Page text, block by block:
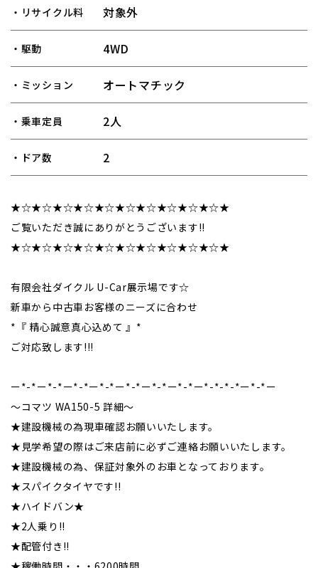
・リサイクル料 対象外
・駆動 4WD
・ミッション オートマチック
・乗車定員 2人
・ドア数 2
★☆★☆★☆★☆★☆★☆★☆★☆★☆★☆★
ご覧いただき誠にありがとうございます!!
★☆★☆★☆★☆★☆★☆★☆★☆★☆★☆★
有限会社ダイクル U-Car展示場です☆
新車から中古車お客様のニーズに合わせ
*『 精心誠意真心込めて 』*
ご対応致します!!!
ー*-*ー*-*ー*-*ー*-*ー*-*ー*-*ー*-*ー*-*-*-*ー*-*ー
～コマツ WA150-5 詳細～
★建設機械の為現車確認お願いいたします。
★見学希望の際はご来店前に必ずご連絡お願いいたします。
★建設機械の為、保証対象外のお車となっております。
★スパイクタイヤです!!
★ハイドバン★
★2人乗り!!
★配管付き!!